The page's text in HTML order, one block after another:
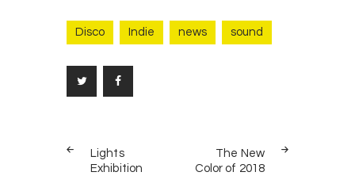
Disco Indie news sound
navigatie
POST
Lights
Exhibition
POST
The New
Color of 2018